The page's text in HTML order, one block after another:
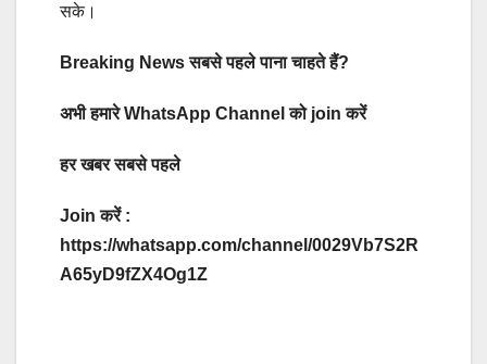
सके।
Breaking News सबसे पहले पाना चाहते हैं?
अभी हमारे WhatsApp Channel को join करें
हर खबर सबसे पहले
Join करें :
https://whatsapp.com/channel/0029Vb7S2R
A65yD9fZX4Og1Z